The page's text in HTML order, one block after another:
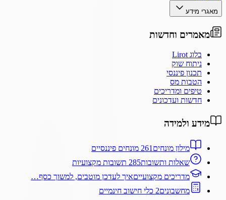
מאגרי מידע
מאמרים וחדשות
בלוג Lirot
ניתוח שוק
תכנון פיננסי
הטבות מס
טיפים ומדריכים
חדשות ועדכונים
מידע ולמידה
מילון מונחים 261 מונחים פיננסיים
שאלות ותשובות285 תשובות מקצועיות
מדריכים מקצועייםאיך לעדכן מוטבים, למשוך כסף…
מחשבונים2 כלי חישוב חינמיים